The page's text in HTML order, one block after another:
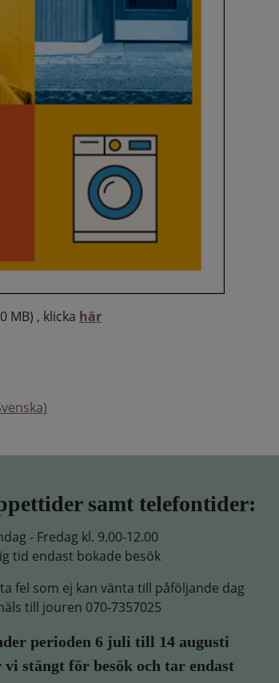
MB) , klicka här
samt telefontider:
- Fredag kl. 9.00-12.00
tid endast bokade besök
fel som ej kan vänta till påföljande dag
till jouren 070-7357025
perioden 6 juli till 14 augusti
vi stängt för besök och tar endast